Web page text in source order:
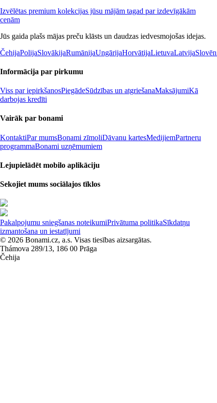
Izvēlētas premium kolekcijas jūsu mājām tagad par izdevīgākām
cenām
Jūs gaida plašs mājas preču klāsts un daudzas iedvesmojošas idejas.
ČehijaPolijaSlovākijaRumānijaUngārijaHorvātijaLietuvaLatvija
Informācija par pirkumu
Viss par iepirkšanosPiegādeSūdzības un atgriešanaMaksājumiKā
darbojas kredīti
Vairāk par bonami
KontaktiPar mumsBonami zīmoliDāvanu kartesMedijiemPartneru
programmaBonami uzņēmumiem
Lejupielādēt mobilo aplikāciju
Sekojiet mums sociālajos tīklos
Pakalpojumu sniegšanas noteikumiPrivātuma politikaSīkdatņu
izmantošana un iestatījumi
© 2026 Bonami.cz, a.s. Visas tiesības aizsargātas.
Thámova 289/13, 186 00 Prāga
Čehija